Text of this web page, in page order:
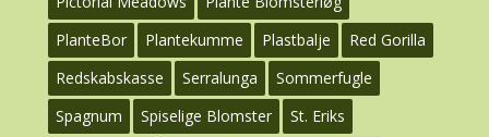
PlanteBor
Plantekumme Plastbalje
Red Gorilla
Redskabskasse
Serralunga
Sommerfugle
Spagnum
Spiselige Blomster
St. Eriks